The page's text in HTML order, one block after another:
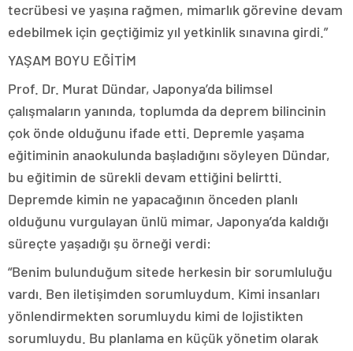
tecrübesi ve yaşına rağmen, mimarlık görevine devam
edebilmek için geçtiğimiz yıl yetkinlik sınavına girdi.”
YAŞAM BOYU EĞİTİM
Prof. Dr. Murat Dündar, Japonya’da bilimsel
çalışmaların yanında, toplumda da deprem bilincinin
çok önde olduğunu ifade etti. Depremle yaşama
eğitiminin anaokulunda başladığını söyleyen Dündar,
bu eğitimin de sürekli devam ettiğini belirtti.
Depremde kimin ne yapacağının önceden planlı
olduğunu vurgulayan ünlü mimar, Japonya’da kaldığı
süreçte yaşadığı şu örneği verdi:
“Benim bulunduğum sitede herkesin bir sorumluluğu
vardı. Ben iletişimden sorumluydum. Kimi insanları
yönlendirmekten sorumluydu kimi de lojistikten
sorumluydu. Bu planlama en küçük yönetim olarak